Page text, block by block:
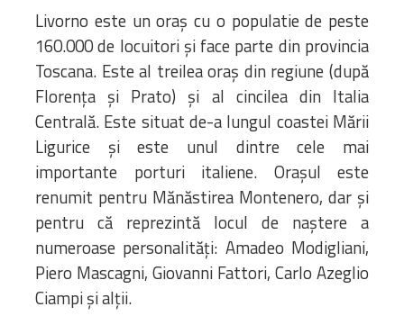
Prezentarea
Parohiilor
CONTACT
Livorno este un oraş cu o populatie de peste
160.000 de locuitori şi face parte din provincia
Toscana. Este al treilea oraş din regiune (după
Florența şi Prato) și al cincilea din Italia
Centrală. Este situat de-a lungul coastei Mării
Ligurice şi este unul dintre cele mai
importante porturi italiene. Oraşul este
renumit pentru Mănăstirea Montenero, dar şi
pentru că reprezintă locul de naştere a
numeroase personalităţi: Amadeo Modigliani,
Piero Mascagni, Giovanni Fattori, Carlo Azeglio
Ciampi şi alții.